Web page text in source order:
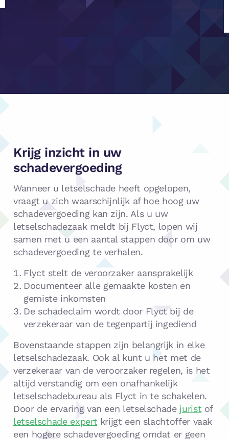
Krijg inzicht in uw
schadevergoeding
Wanneer u letselschade heeft opgelopen,
vraagt u zich waarschijnlijk af hoe hoog uw
schadevergoeding kan zijn. Als u uw
letselschadezaak meldt bij Flyct, lopen wij
samen met u een aantal stappen door om uw
schadevergoeding te verhalen.
Flyct stelt de veroorzaker aansprakelijk
Documenteer alle gemaakte kosten en
gemiste inkomsten
De schadeclaim wordt door Flyct bij de
verzekeraar van de tegenpartij ingediend
Bovenstaande stappen zijn belangrijk in elke
letselschadezaak. Ook al kunt u het met de
verzekeraar van de veroorzaker regelen, is het
altijd verstandig om een onafhankelijk
letselschadebureau als Flyct in te schakelen.
Door de ervaring van een letselschade jurist of
letselschade expert krijgt een slachtoffer vaak
een hogere schadevergoeding omdat er geen